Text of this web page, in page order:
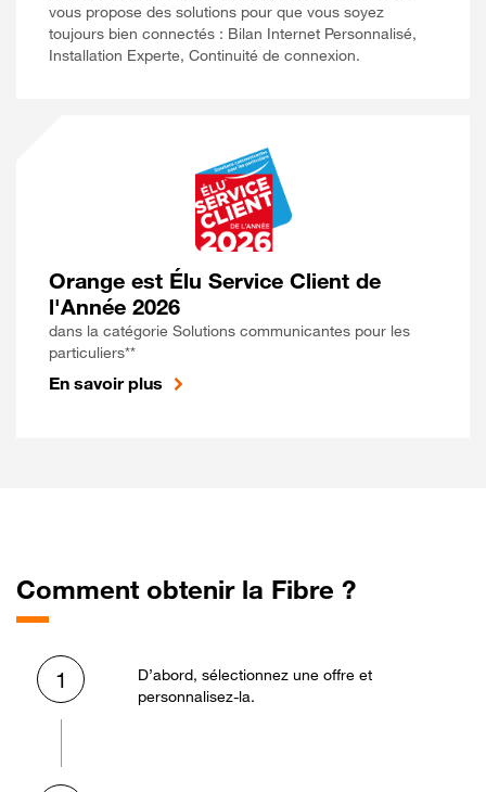
vous propose des solutions pour que vous soyez
toujours bien connectés : Bilan Internet Personnalisé,
Installation Experte, Continuité de connexion.
Orange est Élu Service Client de
l'Année 2026
dans la catégorie Solutions communicantes pour les
particuliers**
En savoir plus
Comment obtenir la Fibre ?
1
D’abord, sélectionnez une offre et
personnalisez-la.